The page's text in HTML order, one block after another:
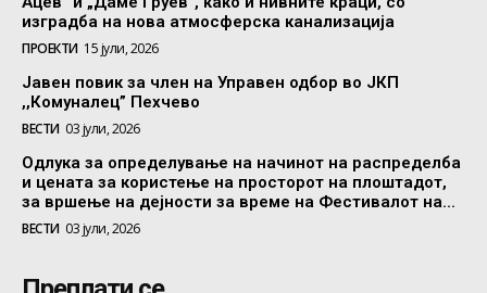
изградба на нова атмосферска канализација
ПРОЕКТИ 15 јули, 2026
Јавен повик за член на Управен одбор во ЈКП
,,Комуналец” Пехчево
ВЕСТИ 03 јули, 2026
Одлука за определување на начинот на распределба
и цената за користење на просторот на плоштадот,
за вршење на дејности за време на Фестивалот на...
ВЕСТИ 03 јули, 2026